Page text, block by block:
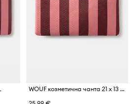
WOUF козметична чанта 21 x 13 cm